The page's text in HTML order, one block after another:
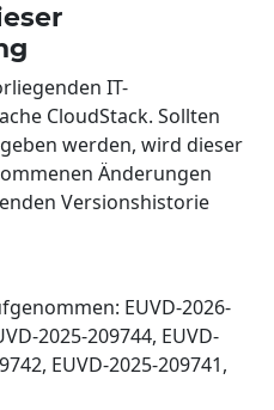
IT-
CloudStack. Sollten
werden, wird dieser
Änderungen
Versionshistorie
EUVD-2026-
2025-209744, EUVD-
EUVD-2025-209741,